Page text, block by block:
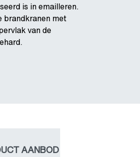
is in emailleren.
brandkranen met
van de
AANBOD